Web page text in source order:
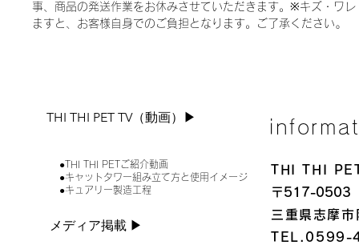
事、商品の発送作業をお休みさせていただきます。※キズ・ワ
ますと、お客様自身でのご負担となります。ご了承ください｡
THI THI PET TV（動画）▶︎
●THI THI PETご紹介動画
●キャットタワー組み立て方と使用イメージ
●キュアリー製造工程
メディア掲載 ▶︎
THI THI
〒517-0503
三重県志摩
TEL.0599-